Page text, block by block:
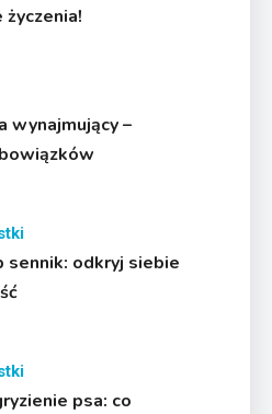
wynajmujący –
sennik: odkryj siebie
psa: co